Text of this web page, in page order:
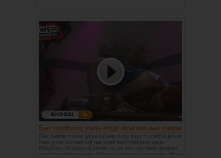
06-03-2021
Een roodharig sletje krijgt straf van een zwarte
zuster.
Een zwarte zuster gehuld in een sexy latex zusterpakje wat
haar grote borsten vrij laat straft een roodharig sletje.
Billenkoek, tit slapping omdat ze als een slet heeft geneukt
zonder condoom en nu bij haar komt voor de morning after